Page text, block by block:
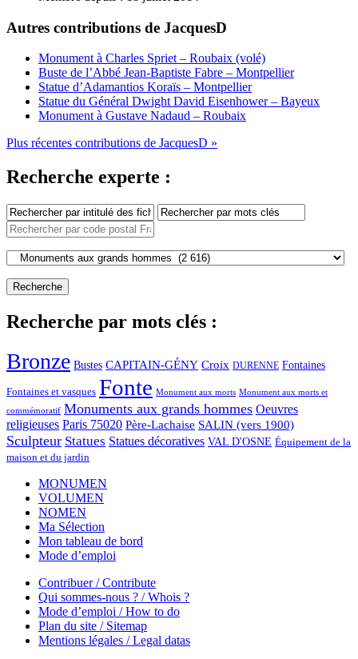
Autres contributions de JacquesD
Monument à Charles Spriet – Roubaix (volé)
Buste de l’Abbé Jean-Baptiste Fabre – Montpellier
Statue d’Adamantios Koraïs – Montpellier
Statue du Général Dwight David Eisenhower – Bayeux
Monument à Gustave Nadaud – Roubaix
Plus récentes contributions de JacquesD »
Recherche experte :
Recherche par mots clés :
Bronze Bustes CAPITAIN-GÉNY Croix DURENNE Fontaines
Fontaines et vasques Fonte Monument aux morts Monument aux morts et
commémoratif Monuments aux grands hommes Oeuvres
religieuses Paris 75020 Père-Lachaise SALIN (vers 1900)
Sculpteur Statues Statues décoratives VAL D'OSNE Équipement de la
maison et du jardin
MONUMEN
VOLUMEN
NOMEN
Ma Sélection
Mon tableau de bord
Mode d’emploi
Contribuer / Contribute
Qui sommes-nous ? / Whois ?
Mode d’emploi / How to do
Plan du site / Sitemap
Mentions légales / Legal datas